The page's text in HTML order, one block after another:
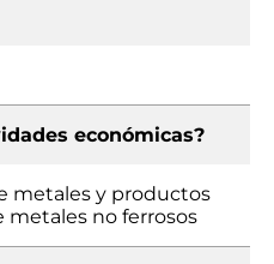
económicas?
metales y productos
metales no ferrosos